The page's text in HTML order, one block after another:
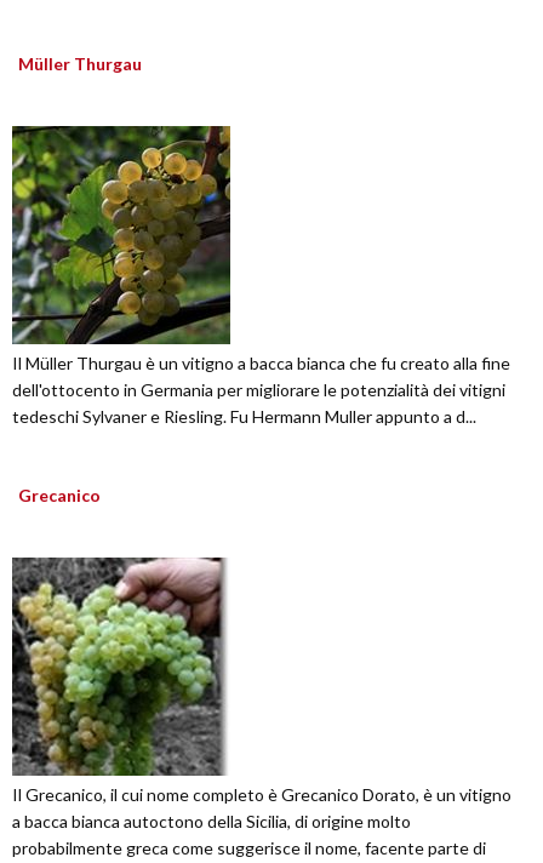
Müller Thurgau
Il Müller Thurgau è un vitigno a bacca bianca che fu creato alla fine
dell'ottocento in Germania per migliorare le potenzialità dei vitigni
tedeschi Sylvaner e Riesling. Fu Hermann Muller appunto a d...
Grecanico
Il Grecanico, il cui nome completo è Grecanico Dorato, è un vitigno
a bacca bianca autoctono della Sicilia, di origine molto
probabilmente greca come suggerisce il nome, facente parte di